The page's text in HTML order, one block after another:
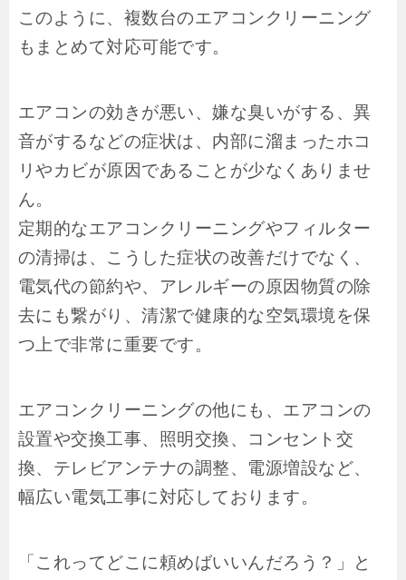
このように、複数台のエアコンクリーニング
もまとめて対応可能です。
エアコンの効きが悪い、嫌な臭いがする、異
音がするなどの症状は、内部に溜まったホコ
リやカビが原因であることが少なくありませ
ん。
定期的なエアコンクリーニングやフィルター
の清掃は、こうした症状の改善だけでなく、
電気代の節約や、アレルギーの原因物質の除
去にも繋がり、清潔で健康的な空気環境を保
つ上で非常に重要です。
エアコンクリーニングの他にも、エアコンの
設置や交換工事、照明交換、コンセント交
換、テレビアンテナの調整、電源増設など、
幅広い電気工事に対応しております。
「これってどこに頼めばいいんだろう？」と